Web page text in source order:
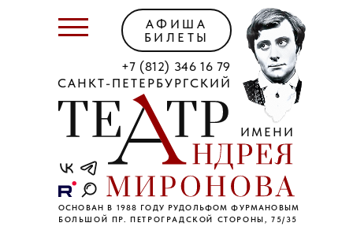
САНКТ-ПЕТЕРБУРГСКИЙ
ИМЕНИ
ОСНОВАН В 1988 ГОДУ РУДОЛЬФОМ ФУРМАНОВЫМ
+7 (812) 346 16 79
БОЛЬШОЙ ПР. ПЕТРОГРАДСКОЙ СТОРОНЫ, 75/35
АФИША
БИЛЕТЫ